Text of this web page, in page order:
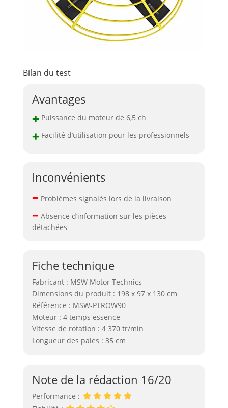
Bilan du test
Avantages
+Puissance du moteur de 6,5 ch
+Facilité d’utilisation pour les professionnels
Inconvénients
– Problèmes signalés lors de la livraison
– Absence d’information sur les pièces
détachées
Fiche technique
Fabricant : MSW Motor Technics
Dimensions du produit : 198 x 97 x 130 cm
Référence : MSW-PTROW90
Moteur : 4 temps essence
Vitesse de rotation : 4 370 tr/min
Longueur des pales : 35 cm
Note de la rédaction 16/20
Performance :